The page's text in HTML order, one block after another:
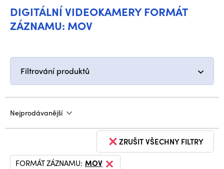
DIGITÁLNÍ VIDEOKAMERY FORMÁT
ZÁZNAMU: MOV
Filtrování produktů
Nejprodávanější
ZRUŠIT VŠECHNY FILTRY
FORMÁT ZÁZNAMU: MOV